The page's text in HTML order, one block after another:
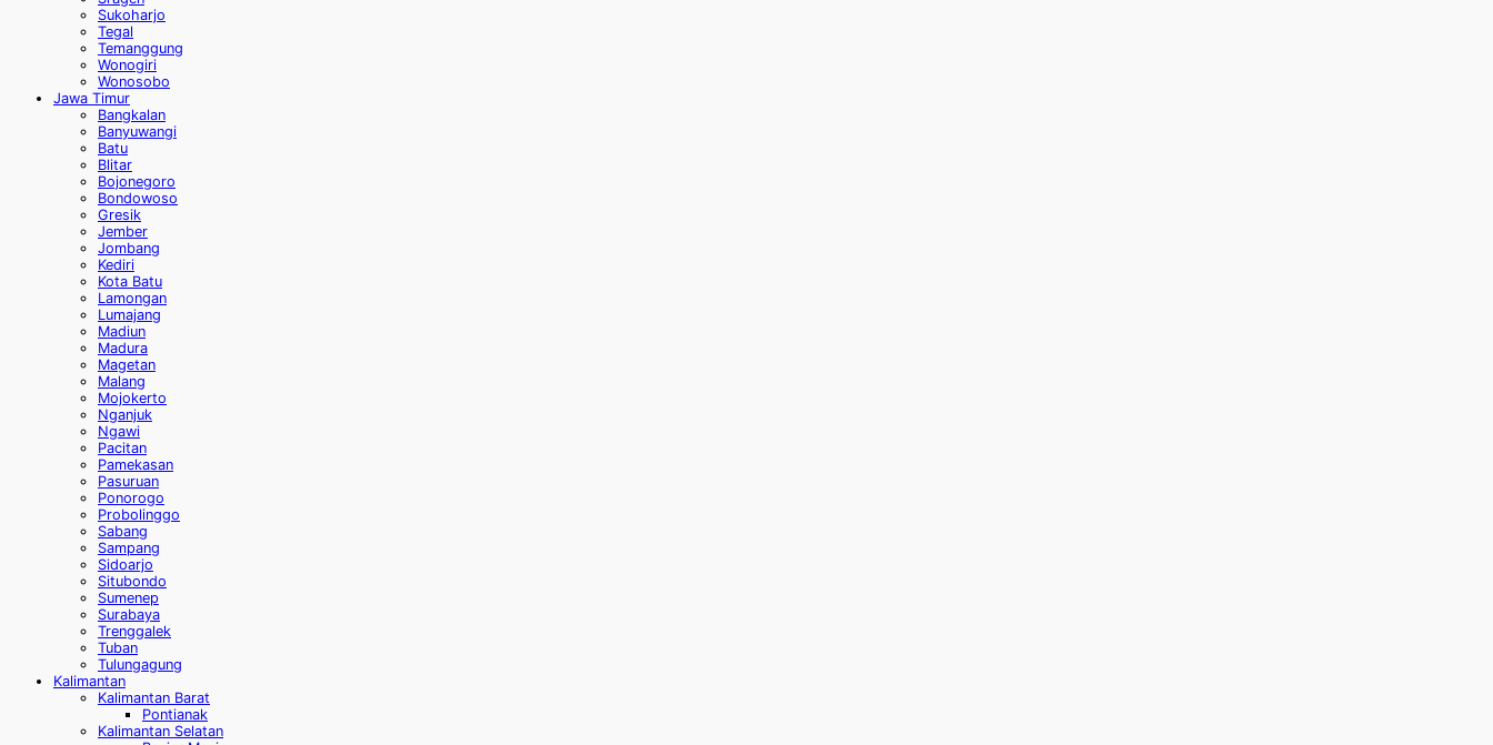
Sukoharjo
Tegal
Temanggung
Wonogiri
Wonosobo
Jawa Timur
Bangkalan
Banyuwangi
Batu
Blitar
Bojonegoro
Bondowoso
Gresik
Jember
Jombang
Kediri
Kota Batu
Lamongan
Lumajang
Madiun
Madura
Magetan
Malang
Mojokerto
Nganjuk
Ngawi
Pacitan
Pamekasan
Pasuruan
Ponorogo
Probolinggo
Sabang
Sampang
Sidoarjo
Situbondo
Sumenep
Surabaya
Trenggalek
Tuban
Tulungagung
Kalimantan
Kalimantan Barat
Pontianak
Kalimantan Selatan